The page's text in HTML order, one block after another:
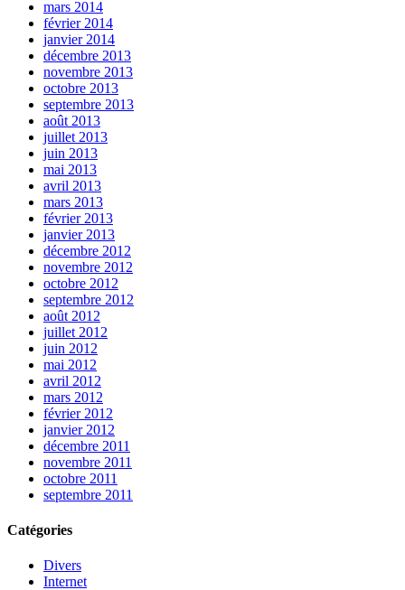
mars 2014
février 2014
janvier 2014
décembre 2013
novembre 2013
octobre 2013
septembre 2013
août 2013
juillet 2013
juin 2013
mai 2013
avril 2013
mars 2013
février 2013
janvier 2013
décembre 2012
novembre 2012
octobre 2012
septembre 2012
août 2012
juillet 2012
juin 2012
mai 2012
avril 2012
mars 2012
février 2012
janvier 2012
décembre 2011
novembre 2011
octobre 2011
septembre 2011
Catégories
Divers
Internet